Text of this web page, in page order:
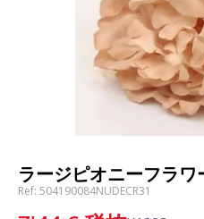
ラージピオニーフラ
Ref: 504190084NUDECR31